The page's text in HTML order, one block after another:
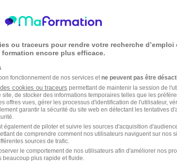
ou traceurs pour rendre votre recherche d’emploi
formation encore plus efficace.
fonctionnement de nos services et ne peuvent pas être
cookies ou traceurs permettant de maintenir la session de
de stocker des informations temporaires telles que les
offres vues, gérer les processus d'identification de l'utilisateur,
garantir la sécurité du site web en détectant les tentatives
également de piloter et suivre les sources d'acquisition
de comprendre comment nos utilisateurs naviguent sur nos
sources de trafic.
le comportement de nos utilisateurs afin d'améliorer nos
plus rapide et fluide.